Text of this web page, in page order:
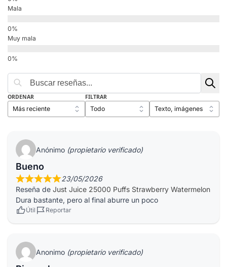
Mala
Muy mala
ORDENAR FILTRAR
Anónimo (propietario verificado)
Bueno
23/05/2026
Reseña de Just Juice 25000 Puffs Strawberry Watermelon
Dura bastante, pero al final aburre un poco
Útil Reportar
Anonimo (propietario verificado)